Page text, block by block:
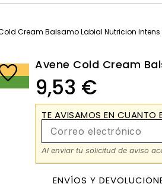
Cream Balsamo Labial Nutricion Intens
Avene Cold Cream
9,53 €
TE AVISAMOS EN CUANTO
Al enviar tu solicitud de aviso
ENVÍOS Y